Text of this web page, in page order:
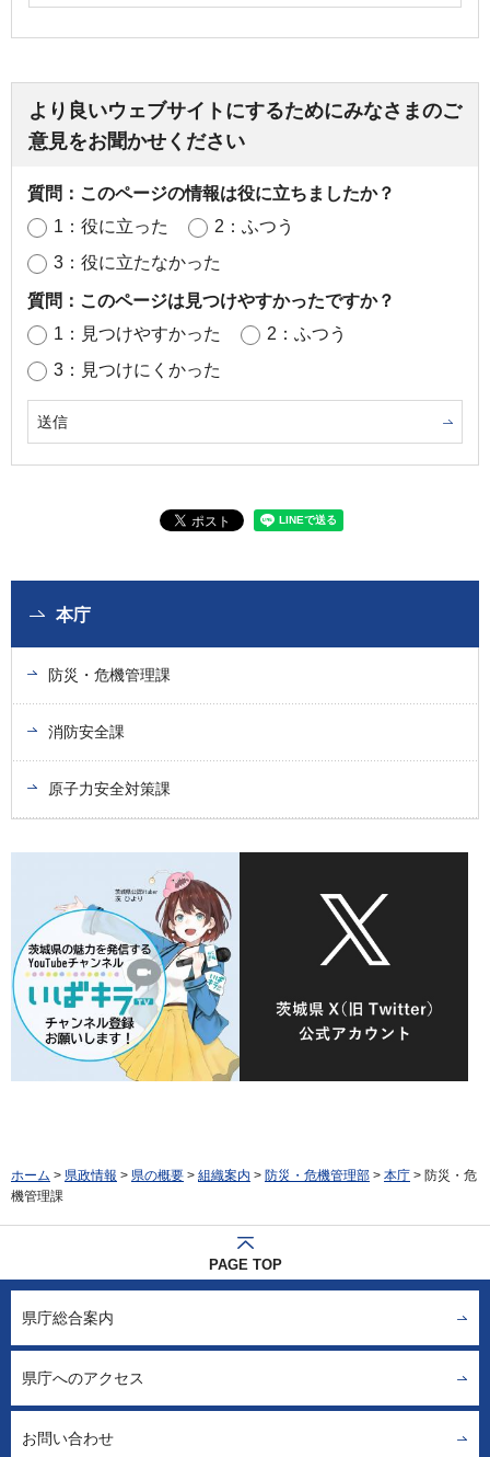
より良いウェブサイトにするためにみなさまのご
意見をお聞かせください
質問：このページの情報は役に立ちましたか？
1：役に立った
2：ふつう
3：役に立たなかった
質問：このページは見つけやすかったですか？
1：見つけやすかった
2：ふつう
3：見つけにくかった
本庁
防災・危機管理課
消防安全課
原子力安全対策課
ホーム > 県政情報 > 県の概要 > 組織案内 > 防災・危機管理部 > 本庁 > 防災・危
機管理課
PAGE TOP
県庁総合案内
県庁へのアクセス
お問い合わせ